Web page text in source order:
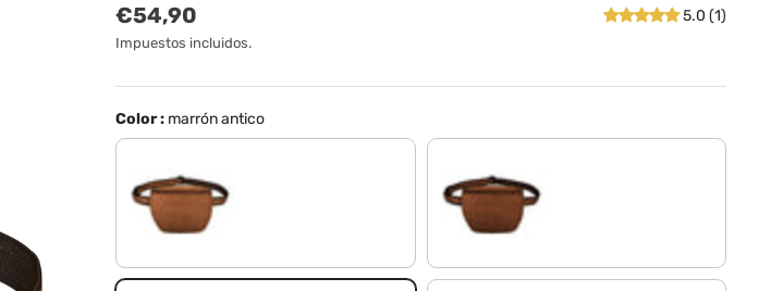
Precio normal
€54,90
Impuestos incluidos.
5.0 (1)
Color : marrón antico
cognac - marrón claro marrón